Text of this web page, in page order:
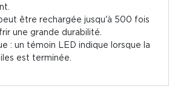
être rechargée jusqu'à 500 fois
une grande durabilité.
: un témoin LED indique lorsque la
est terminée.